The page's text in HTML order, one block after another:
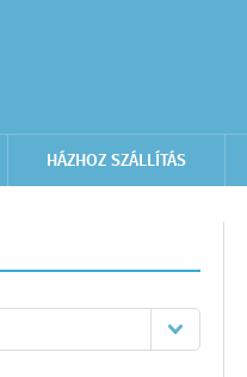
HÁZHOZ SZÁLLÍTÁS